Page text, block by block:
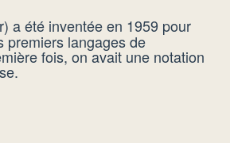
a été inventée en 1959 pour
premiers langages de
fois, on avait une notation